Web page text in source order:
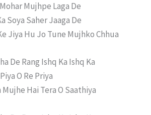
Mujhpe Laga De
Soya Saher Jaaga De
Jiya Hu Jo Tune Mujhko Chhua
De Rang Ishq Ka Ishq Ka
O Re Priya
Mujhe Hai Tera O Saathiya